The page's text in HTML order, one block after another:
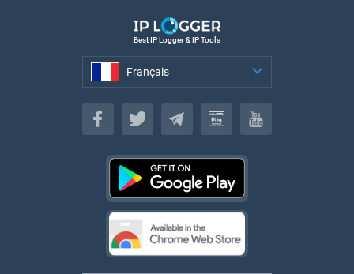
Best IP Logger & IP Tools
Français
Français